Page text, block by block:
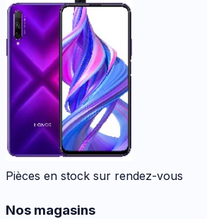
Pièces en stock sur rendez-vous
Nos magasins